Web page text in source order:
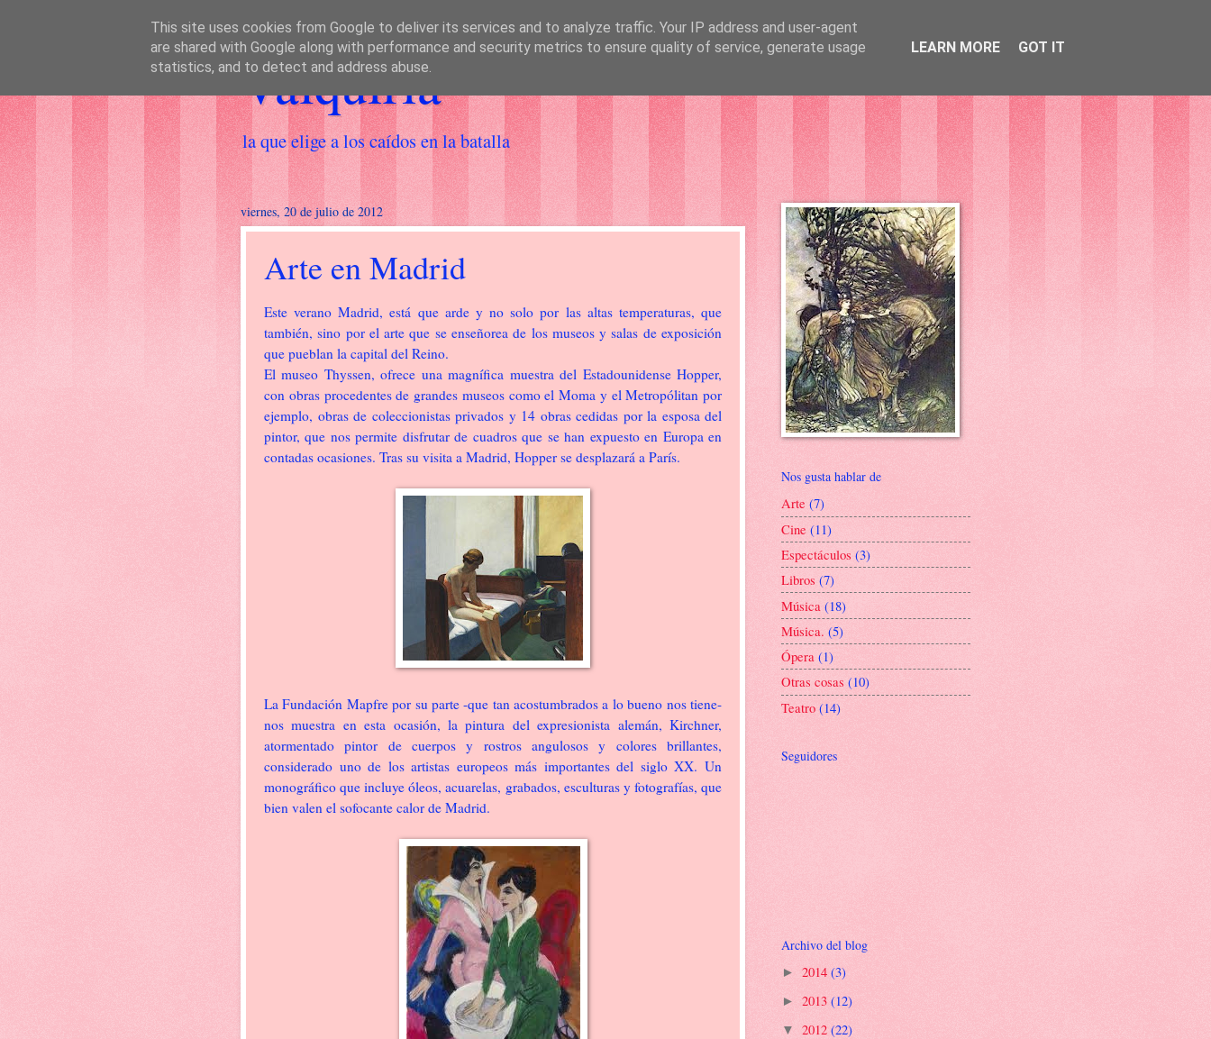
Valquiria
la que elige a los caídos en la batalla
viernes, 20 de julio de 2012
Arte en Madrid
Este verano Madrid, está que arde y no solo por las altas temperaturas, que
también, sino por el arte que se enseñorea de los museos y salas de exposición
que pueblan la capital del Reino.
El museo Thyssen, ofrece una magnífica muestra del Estadounidense Hopper,
con obras procedentes de grandes museos como el Moma y el Metropólitan por
ejemplo, obras de coleccionistas privados y 14 obras cedidas por la esposa del
pintor, que nos permite disfrutar de cuadros que se han expuesto en Europa en
contadas ocasiones. Tras su visita a Madrid, Hopper se desplazará a París.
La Fundación Mapfre por su parte -que tan acostumbrados a lo bueno nos tiene-
nos muestra en esta ocasión, la pintura del expresionista alemán, Kirchner,
atormentado pintor de cuerpos y rostros angulosos y colores brillantes,
considerado uno de los artistas europeos más importantes del siglo XX. Un
monográfico que incluye óleos, acuarelas, grabados, esculturas y fotografías, que
bien valen el sofocante calor de Madrid.
Nos gusta hablar de
Arte (7)
Cine (11)
Espectáculos (3)
Libros (7)
Música (18)
Música. (5)
Ópera (1)
Otras cosas (10)
Teatro (14)
Seguidores
Archivo del blog
► 2014 (3)
► 2013 (12)
▼ 2012 (22)
This site uses cookies from Google to deliver its services and to analyze traffic. Your IP address and user-agent
are shared with Google along with performance and security metrics to ensure quality of service, generate usage
statistics, and to detect and address abuse.
LEARN MORE GOT IT